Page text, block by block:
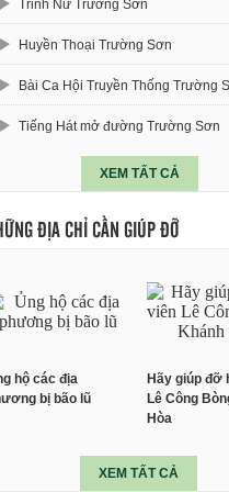
Trinh Nữ Trường Sơn
Huyền Thoại Trường Sơn
Bài Ca Hội Truyền Thống Trường
Tiếng Hát mở đường Trường Sơn
XEM TẤT CẢ
ĐỊA CHỈ CẦN GIÚP ĐỠ
hộ các địa
bị bão lũ
Hãy giúp đỡ
Lê Công
Hòa
XEM TẤT CẢ